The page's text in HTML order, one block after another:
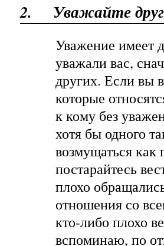
2. Уважайте
Уважение имеет
уважали вас,
других. Если вы
которые
к кому без
хотя бы одного
возмущаться как
постарайтесь
плохо
отношения со
кто-либо плохо
вспоминаю, по